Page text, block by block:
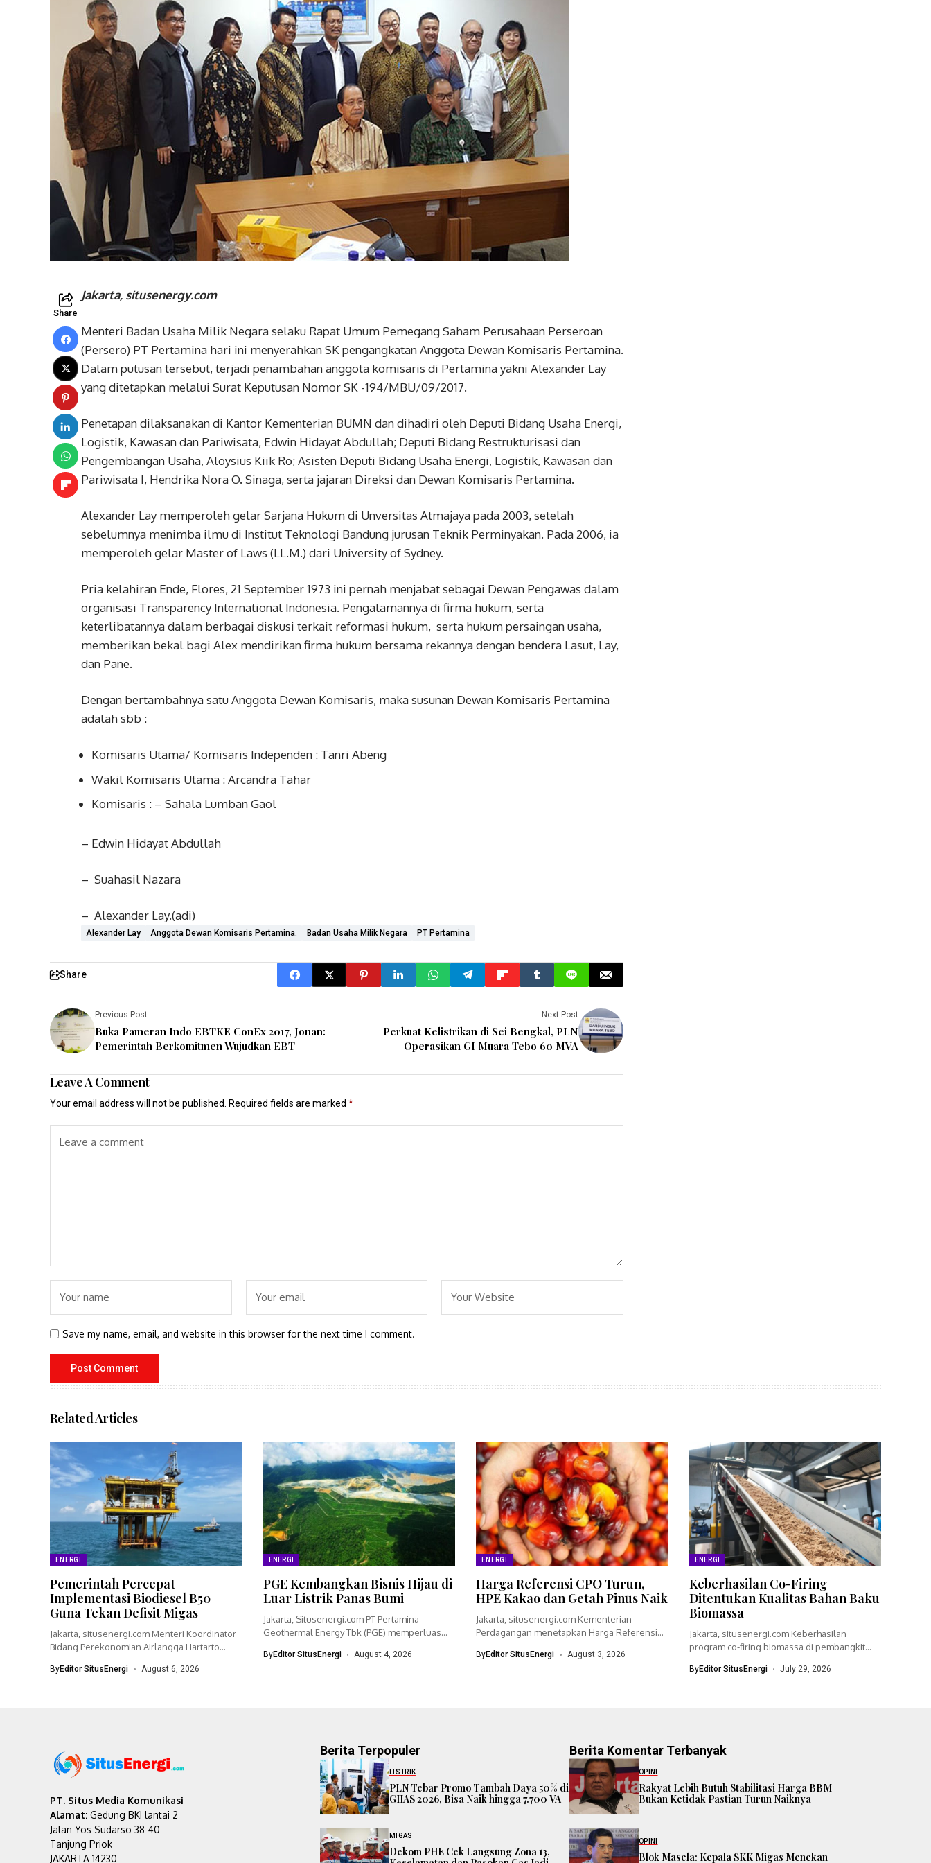
Share
Jakarta, situsenergy.com
Menteri Badan Usaha Milik Negara selaku Rapat Umum Pemegang Saham Perusahaan Perseroan
(Persero) PT Pertamina hari ini menyerahkan SK pengangkatan Anggota Dewan Komisaris Pertamina.
Dalam putusan tersebut, terjadi penambahan anggota komisaris di Pertamina yakni Alexander Lay
yang ditetapkan melalui Surat Keputusan Nomor SK -194/MBU/09/2017.
Penetapan dilaksanakan di Kantor Kementerian BUMN dan dihadiri oleh Deputi Bidang Usaha Energi,
Logistik, Kawasan dan Pariwisata, Edwin Hidayat Abdullah; Deputi Bidang Restrukturisasi dan
Pengembangan Usaha, Aloysius Kiik Ro; Asisten Deputi Bidang Usaha Energi, Logistik, Kawasan dan
Pariwisata I, Hendrika Nora O. Sinaga, serta jajaran Direksi dan Dewan Komisaris Pertamina.
Alexander Lay memperoleh gelar Sarjana Hukum di Unversitas Atmajaya pada 2003, setelah
sebelumnya menimba ilmu di Institut Teknologi Bandung jurusan Teknik Perminyakan. Pada 2006, ia
memperoleh gelar Master of Laws (LL.M.) dari University of Sydney.
Pria kelahiran Ende, Flores, 21 September 1973 ini pernah menjabat sebagai Dewan Pengawas dalam
organisasi Transparency International Indonesia. Pengalamannya di firma hukum, serta
keterlibatannya dalam berbagai diskusi terkait reformasi hukum, serta hukum persaingan usaha,
memberikan bekal bagi Alex mendirikan firma hukum bersama rekannya dengan bendera Lasut, Lay,
dan Pane.
Dengan bertambahnya satu Anggota Dewan Komisaris, maka susunan Dewan Komisaris Pertamina
adalah sbb :
Komisaris Utama/ Komisaris Independen : Tanri Abeng
Wakil Komisaris Utama : Arcandra Tahar
Komisaris : – Sahala Lumban Gaol
– Edwin Hidayat Abdullah
– Suahasil Nazara
– Alexander Lay.(adi)
Alexander Lay Anggota Dewan Komisaris Pertamina. Badan Usaha Milik Negara PT Pertamina
Share
Previous Post
Buka Pameran Indo EBTKE ConEx 2017, Jonan:
Pemerintah Berkomitmen Wujudkan EBT
Next Post
Perkuat Kelistrikan di Sei Bengkal, PLN
Operasikan GI Muara Tebo 60 MVA
Leave A Comment
Your email address will not be published. Required fields are marked *
Save my name, email, and website in this browser for the next time I comment.
Related Articles
ENERGI
Pemerintah Percepat
Implementasi Biodiesel B50
Guna Tekan Defisit Migas
Jakarta, situsenergi.com Menteri Koordinator
Bidang Perekonomian Airlangga Hartarto
mempercepat...
ByEditor SitusEnergi August 6, 2026
ENERGI
PGE Kembangkan Bisnis Hijau di
Luar Listrik Panas Bumi
Jakarta, Situsenergi.com PT Pertamina
Geothermal Energy Tbk (PGE) memperluas
ByEditor SitusEnergi August 4, 2026
ENERGI
Harga Referensi CPO Turun,
HPE Kakao dan Getah Pinus Naik
Jakarta, situsenergi.com Kementerian
Perdagangan menetapkan Harga Referensi
ByEditor SitusEnergi August 3, 2026
ENERGI
Keberhasilan Co-Firing
Ditentukan Kualitas Bahan Baku
Biomassa
Jakarta, situsenergi.com Keberhasilan
program co-firing biomassa di pembangkit
ByEditor SitusEnergi July 29, 2026
PT. Situs Media Komunikasi
Alamat: Gedung BKI lantai 2
Jalan Yos Sudarso 38-40
Tanjung Priok
JAKARTA 14230
Berita Terpopuler
LISTRIK
PLN Tebar Promo Tambah Daya 50% di
GIIAS 2026, Bisa Naik hingga 7.700 VA
MIGAS
Dekom PHE Cek Langsung Zona 13,
Berita Komentar Terbanyak
OPINI
Rakyat Lebih Butuh Stabilitasi Harga BBM
Bukan Ketidak Pastian Turun Naiknya
OPINI
Blok Masela: Kepala SKK Migas Menekan